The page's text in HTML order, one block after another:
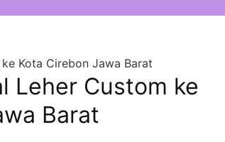
Kota Cirebon Jawa Barat
Leher Custom ke
Barat